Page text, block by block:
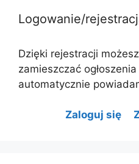
Logowanie/
Dzięki rejestracji
zamieszczać
automatycznie
Zaloguj się